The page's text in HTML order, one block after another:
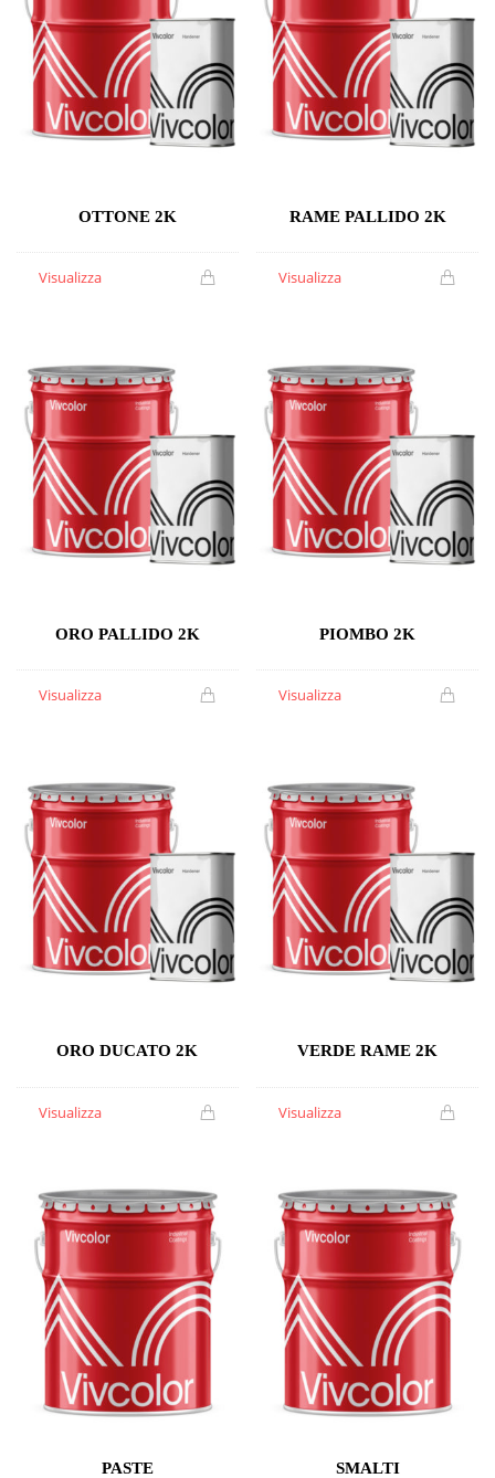
OTTONE 2K
Visualizza
RAME PALLIDO 2K
Visualizza
ORO PALLIDO 2K
Visualizza
PIOMBO 2K
Visualizza
ORO DUCATO 2K
Visualizza
VERDE RAME 2K
Visualizza
PASTE
SMALTI